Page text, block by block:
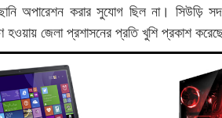
অপারেশন করার সুযোগ ছিল না।
জেলা প্রশাসনের প্রতি খুশি প্রকাশ করেছে